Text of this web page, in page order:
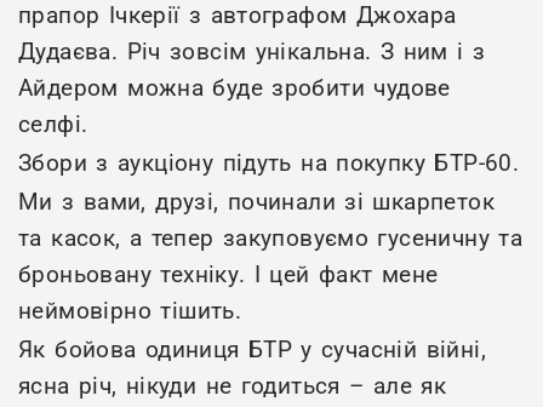
прапор Ічкерії з автографом Джохара
Дудаєва. Річ зовсім унікальна. З ним і з
Айдером можна буде зробити чудове
селфі.
Збори з аукціону підуть на покупку БТР-60.
Ми з вами, друзі, починали зі шкарпеток
та касок, а тепер закуповуємо гусеничну та
броньовану техніку. І цей факт мене
неймовірно тішить.
Як бойова одиниця БТР у сучасній війні,
ясна річ, нікуди не годиться – але як